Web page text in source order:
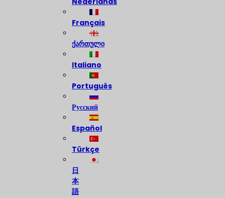
Français
ქართული
Italiano
Português
Русский
Español
Türkçe
日
本
語